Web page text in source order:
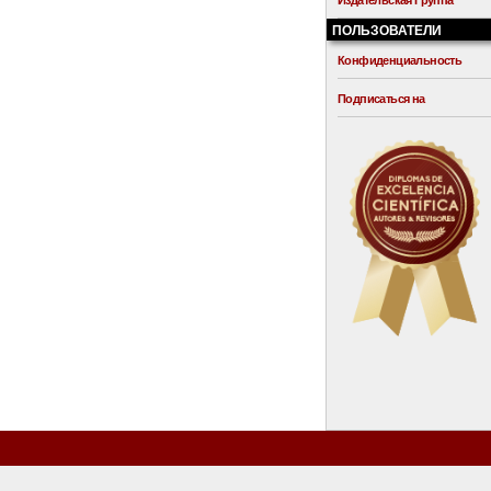
ПОЛЬЗОВАТЕЛИ
Конфиденциальность
Подписаться на